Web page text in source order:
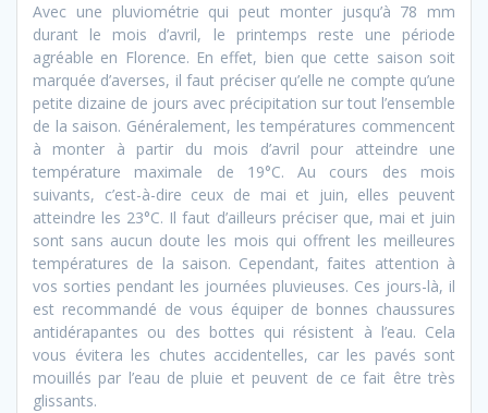
Avec une pluviométrie qui peut monter jusqu’à 78 mm
durant le mois d’avril, le printemps reste une période
agréable en Florence. En effet, bien que cette saison soit
marquée d’averses, il faut préciser qu’elle ne compte qu’une
petite dizaine de jours avec précipitation sur tout l’ensemble
de la saison. Généralement, les températures commencent
à monter à partir du mois d’avril pour atteindre une
température maximale de 19°C. Au cours des mois
suivants, c’est-à-dire ceux de mai et juin, elles peuvent
atteindre les 23°C. Il faut d’ailleurs préciser que, mai et juin
sont sans aucun doute les mois qui offrent les meilleures
températures de la saison. Cependant, faites attention à
vos sorties pendant les journées pluvieuses. Ces jours-là, il
est recommandé de vous équiper de bonnes chaussures
antidérapantes ou des bottes qui résistent à l’eau. Cela
vous évitera les chutes accidentelles, car les pavés sont
mouillés par l’eau de pluie et peuvent de ce fait être très
glissants.